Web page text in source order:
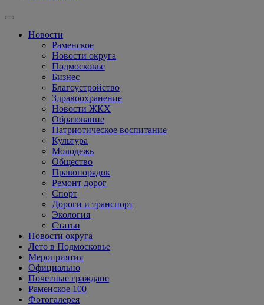
Новости
Раменское
Новости округа
Подмосковье
Бизнес
Благоустройство
Здравоохранение
Новости ЖКХ
Образование
Патриотическое воспитание
Культура
Молодежь
Общество
Правопорядок
Ремонт дорог
Спорт
Дороги и транспорт
Экология
Статьи
Новости округа
Лето в Подмосковье
Мероприятия
Официально
Почетные граждане
Раменское 100
Фотогалерея